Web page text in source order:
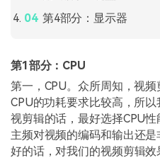
第4部分：显示器
第1部分：CPU
第一，CPU。众所周知，视
CPU的功耗要求比较高，所
视剪辑的话，最好选择CPU
主频对视频的编码和输出还
好的话，对我们的视频剪辑